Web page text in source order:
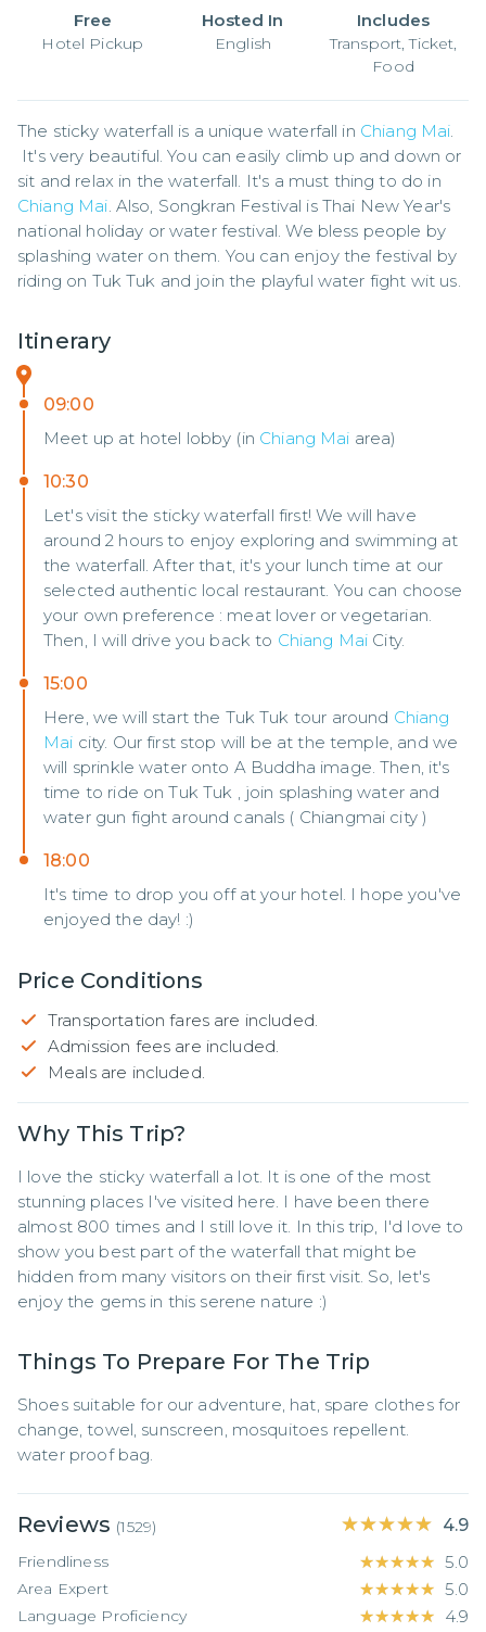
Free
Hotel Pickup
Hosted In
English
Includes
Transport, Ticket,
Food
The sticky waterfall is a unique waterfall in Chiang Mai.
It's very beautiful. You can easily climb up and down or
Chiang Mai. Also, Songkran Festival is Thai New Year's
national holiday or water festival. We bless people by
splashing water on them. You can enjoy the festival by
riding on Tuk Tuk and join the playful water fight wit us.
Itinerary
09:00
Meet up at hotel lobby (in Chiang Mai area)
10:30
Let's visit the sticky waterfall first! We will have
around 2 hours to enjoy exploring and swimming at
the waterfall. After that, it's your lunch time at our
selected authentic local restaurant. You can choose
your own preference : meat lover or vegetarian.
Then, I will drive you back to Chiang Mai City.
15:00
Here, we will start the Tuk Tuk tour around Chiang
Mai city. Our first stop will be at the temple, and we
will sprinkle water onto A Buddha image. Then, it's
time to ride on Tuk Tuk , join splashing water and
water gun fight around canals ( Chiangmai city )
18:00
It's time to drop you off at your hotel. I hope you've
enjoyed the day! :)
Price Conditions
Transportation fares are included.
Admission fees are included.
Meals are included.
Why This Trip?
I love the sticky waterfall a lot. It is one of the most
stunning places I've visited here. I have been there
almost 800 times and I still love it. In this trip, I'd love to
show you best part of the waterfall that might be
hidden from many visitors on their first visit. So, let's
enjoy the gems in this serene nature :)
Things To Prepare For The Trip
Shoes suitable for our adventure, hat, spare clothes for
change, towel, sunscreen, mosquitoes repellent.
water proof bag.
Reviews (1529) ★★★★★
★★★★★ 4.9
Friendliness ★★★★★
★★★★★ 5.0
Area Expert ★★★★★
★★★★★ 5.0
Language Proficiency ★★★★★
★★★★★ 4.9